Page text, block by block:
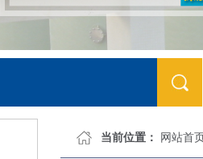
当前位置： 网站首